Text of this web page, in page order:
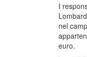
I
nel
euro.